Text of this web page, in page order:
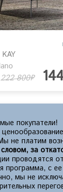
222 800₽
покупатели!
не платим
за
проводятся
программа, с
мы не